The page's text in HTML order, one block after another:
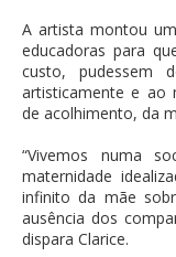
A artista montou
educadoras para
custo, pudessem
artisticamente e ao
de acolhimento, da
“Vivemos numa
maternidade
infinito da mãe
ausência dos
dispara Clarice.